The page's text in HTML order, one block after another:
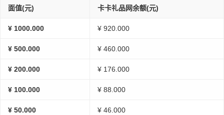
面值(元) 卡卡礼品网余额(元)
¥ 1000.000 ¥ 920.000
¥ 500.000 ¥ 460.000
¥ 200.000 ¥ 176.000
¥ 100.000 ¥ 88.000
¥ 50.000 ¥ 46.000